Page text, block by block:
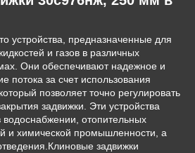
устройства, предназначенные для
и газов в различных
Они обеспечивают надежное и
потока за счет использования
позволяет точно регулировать
задвижки. Эти устройства
отопительных
и химической промышленности, а
задвижки